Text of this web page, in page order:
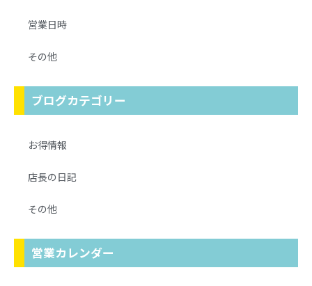
営業日時
その他
ブログカテゴリー
お得情報
店長の日記
その他
営業カレンダー